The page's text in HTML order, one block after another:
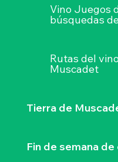
Vino Juegos
búsquedas
Rutas del
Muscadet
Tierra de
Fin de semana
du Vignoble Nantais
pittoresque »
» Thomas Jorion